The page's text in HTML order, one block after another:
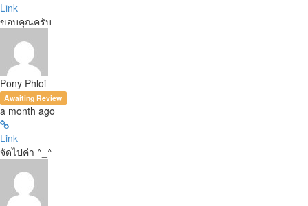
Link
ขอบคุณครับ
Pony Phloi
Awaiting Review
a month ago
Link
จัดไปค่า ^_^